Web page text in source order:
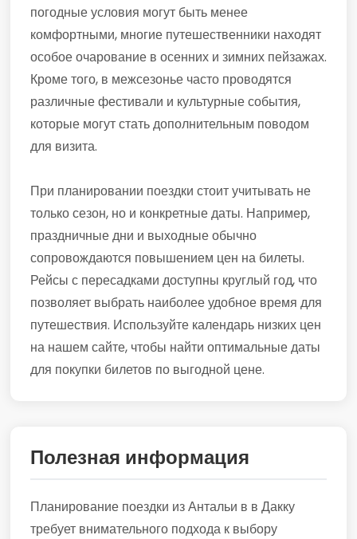
погодные условия могут быть менее
комфортными, многие путешественники находят
особое очарование в осенних и зимних пейзажах.
Кроме того, в межсезонье часто проводятся
различные фестивали и культурные события,
которые могут стать дополнительным поводом
для визита.
При планировании поездки стоит учитывать не
только сезон, но и конкретные даты. Например,
праздничные дни и выходные обычно
сопровождаются повышением цен на билеты.
Рейсы с пересадками доступны круглый год, что
позволяет выбрать наиболее удобное время для
путешествия. Используйте календарь низких цен
на нашем сайте, чтобы найти оптимальные даты
для покупки билетов по выгодной цене.
Полезная информация
Планирование поездки из Антальи в в Дакку
требует внимательного подхода к выбору